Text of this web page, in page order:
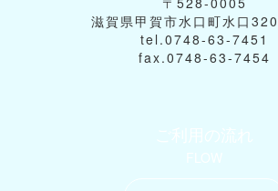
滋賀県甲賀市水口町水口
tel.0748-63-7451
fax.0748-63-7454
ご利用の流れ
FLOW